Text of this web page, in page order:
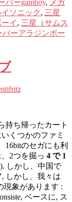
パーgamboy, メガ
ソニック , 三星
イ , 三星（サムス
パーアラジンボー
持ち帰ったカート
くつかのファミ
16bitのセガにも利
2つを掘っ 4 で 1
しかし、中国で
しかし、我々は
現象があります :
ベースに, ス